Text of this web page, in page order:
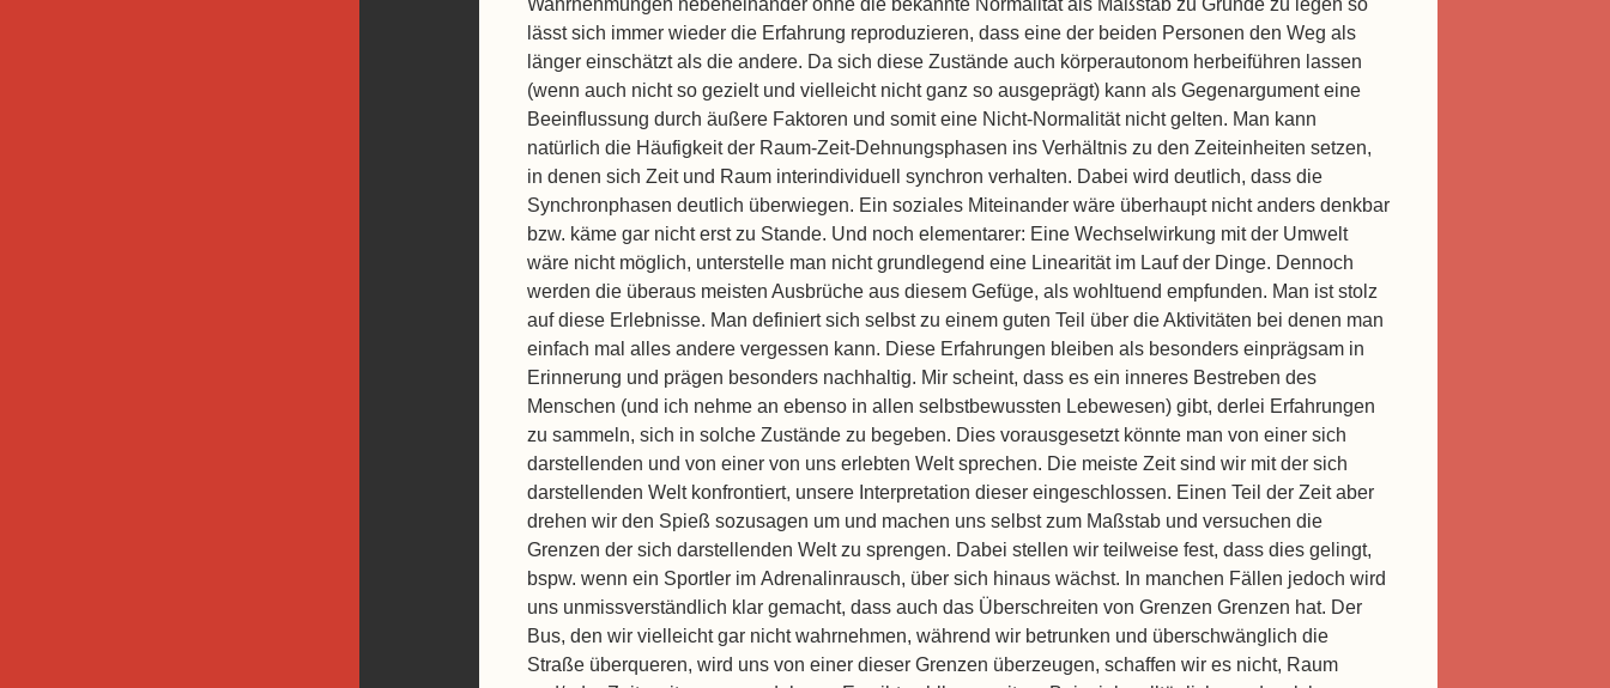
Wahrnehmungen nebeneinander ohne die bekannte Normalität als Maßstab zu Grunde zu legen so
lässt sich immer wieder die Erfahrung reproduzieren, dass eine der beiden Personen den Weg als
länger einschätzt als die andere. Da sich diese Zustände auch körperautonom herbeiführen lassen
(wenn auch nicht so gezielt und vielleicht nicht ganz so ausgeprägt) kann als Gegenargument eine
Beeinflussung durch äußere Faktoren und somit eine Nicht-Normalität nicht gelten. Man kann
natürlich die Häufigkeit der Raum-Zeit-Dehnungsphasen ins Verhältnis zu den Zeiteinheiten setzen,
in denen sich Zeit und Raum interindividuell synchron verhalten. Dabei wird deutlich, dass die
Synchronphasen deutlich überwiegen. Ein soziales Miteinander wäre überhaupt nicht anders denkbar
bzw. käme gar nicht erst zu Stande. Und noch elementarer: Eine Wechselwirkung mit der Umwelt
wäre nicht möglich, unterstelle man nicht grundlegend eine Linearität im Lauf der Dinge. Dennoch
werden die überaus meisten Ausbrüche aus diesem Gefüge, als wohltuend empfunden. Man ist stolz
auf diese Erlebnisse. Man definiert sich selbst zu einem guten Teil über die Aktivitäten bei denen man
einfach mal alles andere vergessen kann. Diese Erfahrungen bleiben als besonders einprägsam in
Erinnerung und prägen besonders nachhaltig. Mir scheint, dass es ein inneres Bestreben des
Menschen (und ich nehme an ebenso in allen selbstbewussten Lebewesen) gibt, derlei Erfahrungen
zu sammeln, sich in solche Zustände zu begeben. Dies vorausgesetzt könnte man von einer sich
darstellenden und von einer von uns erlebten Welt sprechen. Die meiste Zeit sind wir mit der sich
darstellenden Welt konfrontiert, unsere Interpretation dieser eingeschlossen. Einen Teil der Zeit aber
drehen wir den Spieß sozusagen um und machen uns selbst zum Maßstab und versuchen die
Grenzen der sich darstellenden Welt zu sprengen. Dabei stellen wir teilweise fest, dass dies gelingt,
bspw. wenn ein Sportler im Adrenalinrausch, über sich hinaus wächst. In manchen Fällen jedoch wird
uns unmissverständlich klar gemacht, dass auch das Überschreiten von Grenzen Grenzen hat. Der
Bus, den wir vielleicht gar nicht wahrnehmen, während wir betrunken und überschwänglich die
Straße überqueren, wird uns von einer dieser Grenzen überzeugen, schaffen wir es nicht, Raum